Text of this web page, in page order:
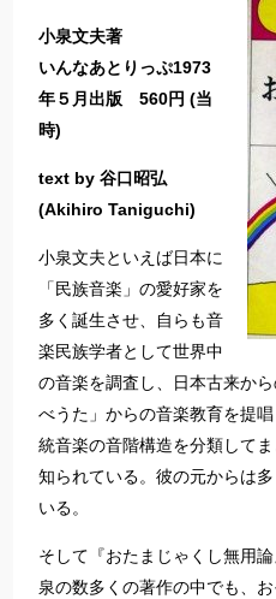
小泉文夫著
いんなあとりっぷ1973
年５月出版 560円 (当
時)
text by 谷口昭弘
(Akihiro Taniguchi)
小泉文夫といえば日本に
「民族音楽」の愛好家を
多く誕生させ、自らも音
楽民族学者として世界中
の音楽を調査し、日本古来か
べうた」からの音楽教育を提
統音楽の音階構造を分類して
知られている。彼の元からは
いる。
そして『おたまじゃくし無用
泉の数多くの著作の中でも、